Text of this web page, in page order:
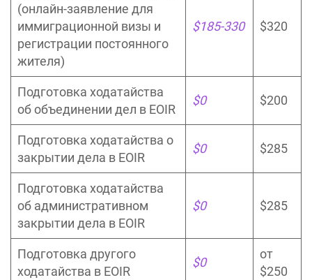
(онлайн-заявление для
иммиграционной визы и
регистрации постоянного
жителя)
$185-330 $320
Подготовка ходатайства
об объединении дел в EOIR
$0 $200
Подготовка ходатайства о
закрытии дела в EOIR
$0 $285
Подготовка ходатайства
об административном
закрытии дела в EOIR
$0 $285
Подготовка другого
ходатайства в EOIR
$0
от
$250